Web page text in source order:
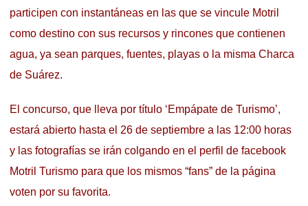
participen con instantáneas en las que se vincule Motril
como destino con sus recursos y rincones que contienen
agua, ya sean parques, fuentes, playas o la misma Charca
de Suárez.
El concurso, que lleva por título ‘Empápate de Turismo’,
estará abierto hasta el 26 de septiembre a las 12:00 horas
y las fotografías se irán colgando en el perfil de facebook
Motril Turismo para que los mismos “fans” de la página
voten por su favorita.